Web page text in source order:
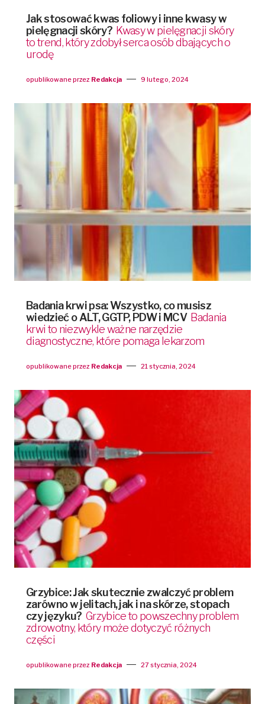
Jak stosować kwas foliowy i inne kwasy w
pielęgnacji skóry? Kwasy w pielęgnacji skóry
to trend, który zdobył serca osób dbających o
urodę
opublikowane przez Redakcja 9 lutego, 2024
Badania krwi psa: Wszystko, co musisz
wiedzieć o ALT, GGTP, PDW i MCV Badania
krwi to niezwykle ważne narzędzie
diagnostyczne, które pomaga lekarzom
opublikowane przez Redakcja 21 stycznia, 2024
Grzybice: Jak skutecznie zwalczyć problem
zarówno w jelitach, jak i na skórze, stopach
czy języku? Grzybice to powszechny problem
zdrowotny, który może dotyczyć różnych
części
opublikowane przez Redakcja 27 stycznia, 2024